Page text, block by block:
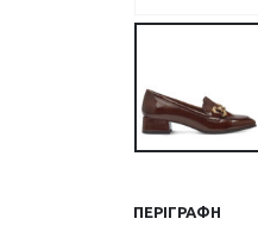
ΠΕΡΙΓΡΑΦΉ